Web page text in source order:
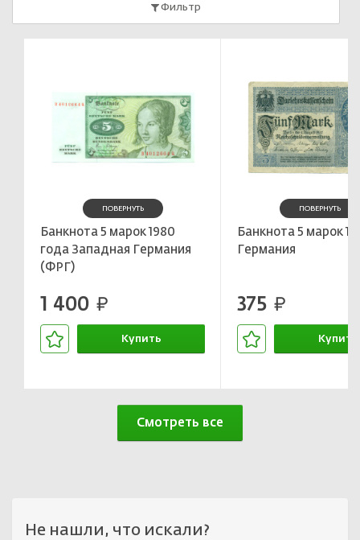
Фильтр
ПОВЕРНУТЬ
Банкнота 5 марок 1980
года Западная Германия
(ФРГ)
1 400 руб.
Купить
ПОВЕРНУТЬ
Банкнота 5 марок
Германия
375 руб.
Купить
Смотреть все
Не нашли, что искали?